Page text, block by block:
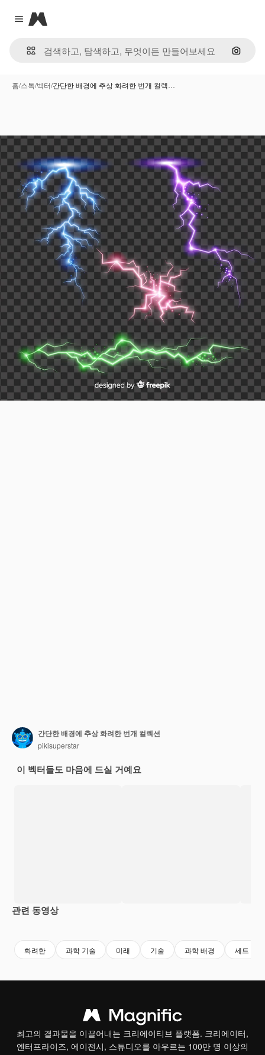
Close menu
Magnific
이미지
홈/스톡/벡터/간단한 배경에 추상 화려한 번개 컬렉…
간단한 배경에 추상 화려한 번개 컬렉션
pikisuperstar
이 벡터들도 마음에 드실 거예요
관련 동영상
화려한 과학 기술 미래 기술 과학 배경 세트
최고의 결과물을 이끌어내는 크리에이티브 플랫폼. 크리에이터,
엔터프라이즈, 에이전시, 스튜디오를 아우르는 100만 명 이상의